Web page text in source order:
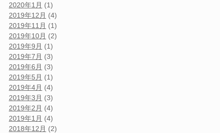
2020年1月 (1)
2019年12月 (4)
2019年11月 (1)
2019年10月 (2)
2019年9月 (1)
2019年7月 (3)
2019年6月 (3)
2019年5月 (1)
2019年4月 (4)
2019年3月 (3)
2019年2月 (4)
2019年1月 (4)
2018年12月 (2)